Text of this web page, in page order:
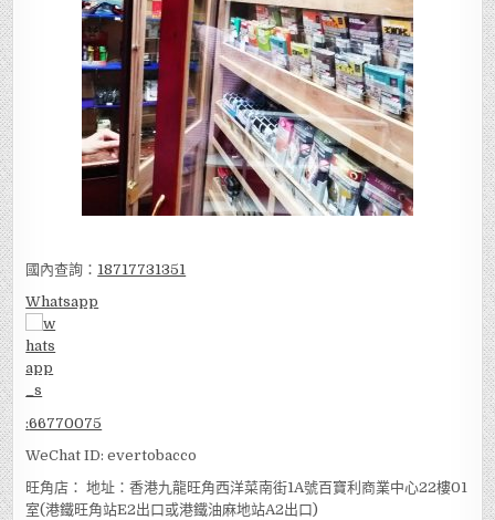
國內查詢： 18717731351
Whatsapp
:66770075
WeChat ID: evertobacco
旺角店： 地址：香港九龍旺角西洋菜南街1A號百寶利商業中心22樓01
室(港鐵旺角站E2出口或港鐵油麻地站A2出口)